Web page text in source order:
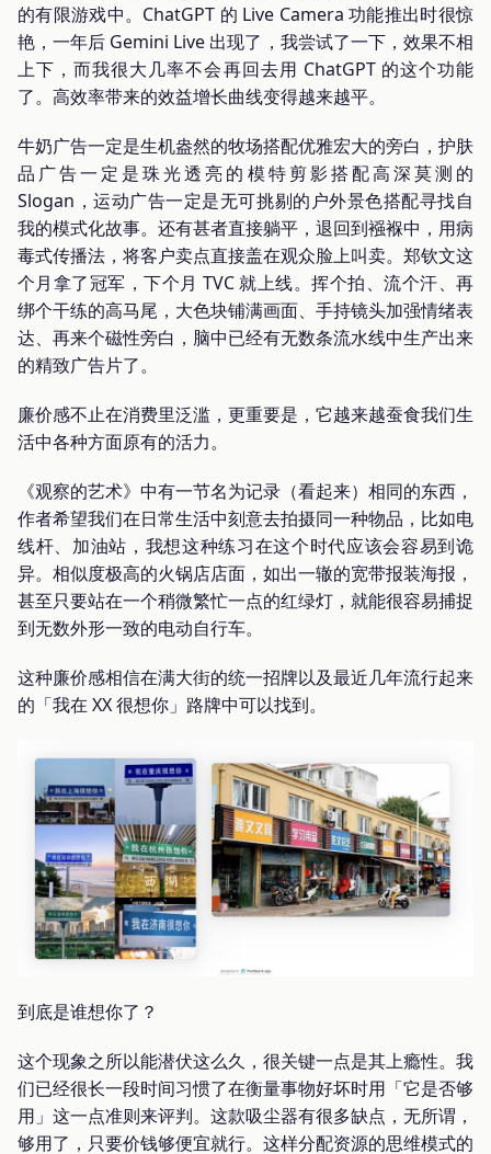
的有限游戏中。ChatGPT 的 Live Camera 功能推出时很惊
艳，一年后 Gemini Live 出现了，我尝试了一下，效果不相
上下，而我很大几率不会再回去用 ChatGPT 的这个功能
了。高效率带来的效益增长曲线变得越来越平。
牛奶广告一定是生机盎然的牧场搭配优雅宏大的旁白，护肤
品广告一定是珠光透亮的模特剪影搭配高深莫测的
Slogan，运动广告一定是无可挑剔的户外景色搭配寻找自
我的模式化故事。还有甚者直接躺平，退回到襁褓中，用病
毒式传播法，将客户卖点直接盖在观众脸上叫卖。郑钦文这
个月拿了冠军，下个月 TVC 就上线。挥个拍、流个汗、再
绑个干练的高马尾，大色块铺满画面、手持镜头加强情绪表
达、再来个磁性旁白，脑中已经有无数条流水线中生产出来
的精致广告片了。
廉价感不止在消费里泛滥，更重要是，它越来越蚕食我们生
活中各种方面原有的活力。
《观察的艺术》中有一节名为记录（看起来）相同的东西，
作者希望我们在日常生活中刻意去拍摄同一种物品，比如电
线杆、加油站，我想这种练习在这个时代应该会容易到诡
异。相似度极高的火锅店店面，如出一辙的宽带报装海报，
甚至只要站在一个稍微繁忙一点的红绿灯，就能很容易捕捉
到无数外形一致的电动自行车。
这种廉价感相信在满大街的统一招牌以及最近几年流行起来
的「我在 XX 很想你」路牌中可以找到。
到底是谁想你了？
这个现象之所以能潜伏这么久，很关键一点是其上瘾性。我
们已经很长一段时间习惯了在衡量事物好坏时用「它是否够
用」这一点准则来评判。这款吸尘器有很多缺点，无所谓，
够用了，只要价钱够便宜就行。这样分配资源的思维模式的